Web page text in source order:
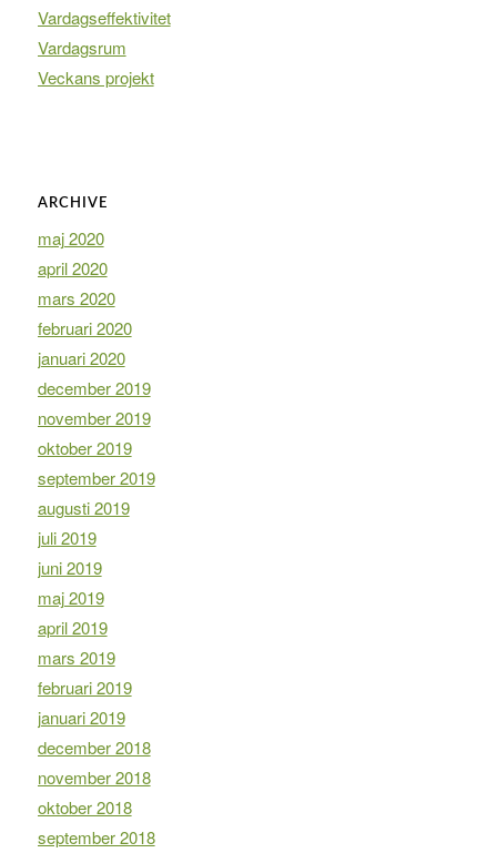
Vardagseffektivitet
Vardagsrum
Veckans projekt
ARCHIVE
maj 2020
april 2020
mars 2020
februari 2020
januari 2020
december 2019
november 2019
oktober 2019
september 2019
augusti 2019
juli 2019
juni 2019
maj 2019
april 2019
mars 2019
februari 2019
januari 2019
december 2018
november 2018
oktober 2018
september 2018